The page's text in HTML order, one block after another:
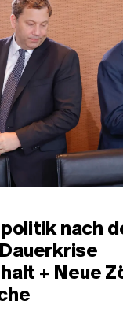
nach
+ Neue